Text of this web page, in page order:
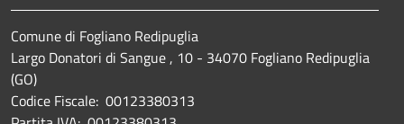
Comune di Fogliano Redipuglia
Largo Donatori di Sangue , 10 - 34070 Fogliano Redipuglia
(GO)
Codice Fiscale: 00123380313